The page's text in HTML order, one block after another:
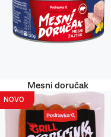
Mesni doručak
NOVO